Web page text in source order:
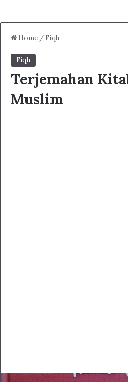
Home / Fiqh
Fiqh
Terjemahan
Muslim